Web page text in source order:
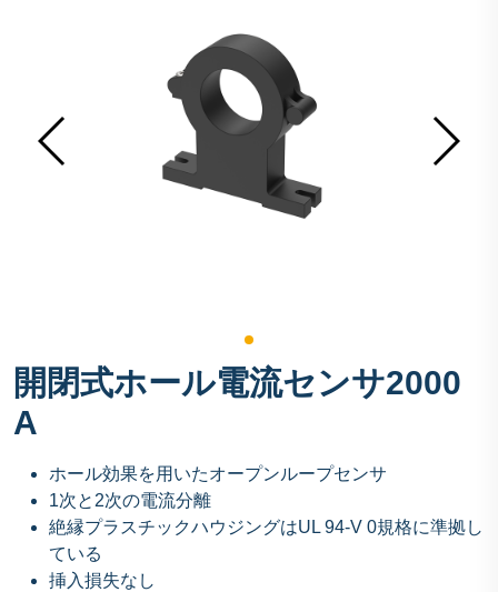
開閉式ホール電流センサ2000
A
ホール効果を用いたオープンループセンサ
1次と2次の電流分離
絶縁プラスチックハウジングはUL 94-V 0規格に準拠し
ている
挿入損失なし